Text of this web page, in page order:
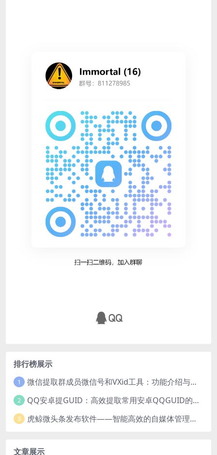
排行榜展示
1 微信提取群成员微信号和VXid工具：功能介绍与使用指南
2 QQ安卓提GUID：高效提取常用安卓QQGUID的新工具
3 虎鲸微头条发布软件——智能高效的自媒体管理工具
文章展示